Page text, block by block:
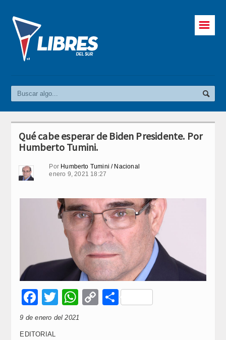
☰
Qué cabe esperar de Biden Presidente. Por
Humberto Tumini.
Por Humberto Tumini / Nacional
enero 9, 2021 18:27
Facebook
Twitter
WhatsApp
CopyCompartir
9 de enero del 2021
EDITORIAL